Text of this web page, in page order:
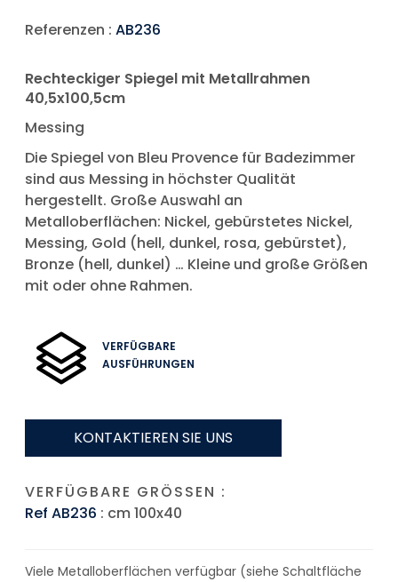
Referenzen : AB236
Rechteckiger Spiegel mit Metallrahmen
40,5x100,5cm
Messing
Die Spiegel von Bleu Provence für Badezimmer
sind aus Messing in höchster Qualität
hergestellt. Große Auswahl an
Metalloberflächen: Nickel, gebürstetes Nickel,
Messing, Gold (hell, dunkel, rosa, gebürstet),
Bronze (hell, dunkel) … Kleine und große Größen
mit oder ohne Rahmen.
VERFÜGBARE
AUSFÜHRUNGEN
KONTAKTIEREN SIE UNS
VERFÜGBARE GRÖSSEN :
Ref AB236 : cm 100x40
Viele Metalloberflächen verfügbar (siehe Schaltfläche